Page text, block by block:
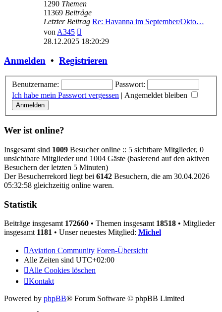
1290 Themen
11369 Beiträge
Letzter Beitrag Re: Havanna im September/Okto…
vonA345
Beitrag
28.12.2025 18:20:29
Anmelden • Registrieren
Benutzername:
Passwort:
Ich habe mein Passwort vergessen | Angemeldet bleiben
Wer ist online?
Insgesamt sind 1009 Besucher online :: 5 sichtbare Mitglieder, 0
unsichtbare Mitglieder und 1004 Gäste (basierend auf den aktiven
Besuchern der letzten 5 Minuten)
Der Besucherrekord liegt bei 6142 Besuchern, die am 30.04.2026
05:32:58 gleichzeitig online waren.
Statistik
Beiträge insgesamt 172660 • Themen insgesamt 18518 • Mitglieder
insgesamt 1181 • Unser neuestes Mitglied: Michel
Aviation Community Foren-Übersicht
Alle Zeiten sind UTC+02:00
Alle Cookies löschen
Kontakt
Powered by phpBB® Forum Software © phpBB Limited